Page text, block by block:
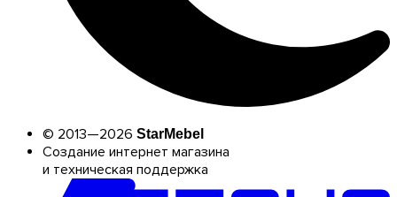
© 2013—2026 StarMebel
Создание интернет магазина
и техническая поддержка